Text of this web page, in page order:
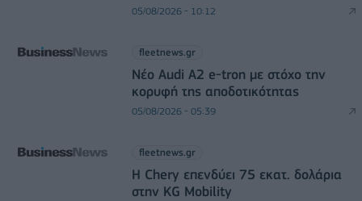
05/08/2026 - 10:12
fleetnews.gr
Νέο Audi A2 e-tron με στόχο την
κορυφή της αποδοτικότητας
05/08/2026 - 05:39
fleetnews.gr
Η Chery επενδύει 75 εκατ. δολάρια
στην KG Mobility